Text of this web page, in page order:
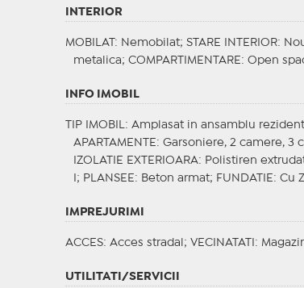
INTERIOR
MOBILAT : Nemobilat; STARE INTERIOR:
metalica; COMPARTIMENTARE : Open
INFO IMOBIL
TIP IMOBIL : Amplasat in ansamblu
APARTAMENTE : Garsoniere, 2 camere, 3
IZOLATIE EXTERIOARA: Polistiren
I; PLANSEE : Beton armat; FUNDATIE : Cu
IMPREJURIMI
ACCES: Acces stradal; VECINATATI :
UTILITATI/SERVICII